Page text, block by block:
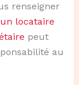
renseigner
un locataire
peut
au